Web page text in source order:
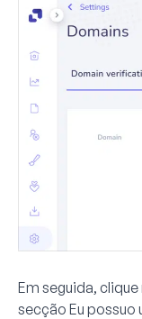
Em seguida,
secção Eu possuo